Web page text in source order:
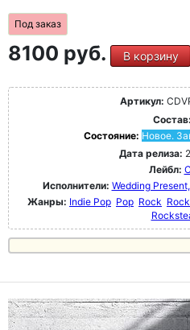
Под заказ
8100 руб. В корзину
Артикул:
Состав:
Состояние: Новое.
Дата релиза:
Лейбл:
Исполнители: Wedding
Жанры: Indie Pop Pop Rock